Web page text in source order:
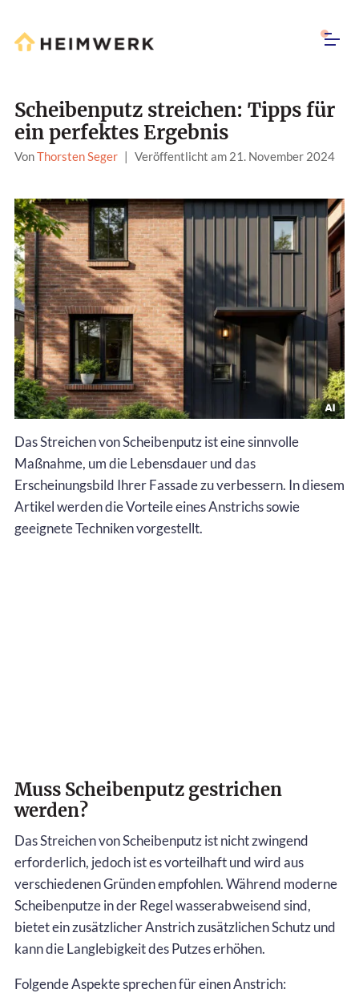
Scheibenputz streichen: Tipps für
ein perfektes Ergebnis
VonThorsten Seger | Veröffentlicht am 21. November 2024
Das Streichen von Scheibenputz ist eine sinnvolle
Maßnahme, um die Lebensdauer und das
Erscheinungsbild Ihrer Fassade zu verbessern. In diesem
Artikel werden die Vorteile eines Anstrichs sowie
geeignete Techniken vorgestellt.
Muss Scheibenputz gestrichen
werden?
Das Streichen von Scheibenputz ist nicht zwingend
erforderlich, jedoch ist es vorteilhaft und wird aus
verschiedenen Gründen empfohlen. Während moderne
Scheibenputze in der Regel wasserabweisend sind,
bietet ein zusätzlicher Anstrich zusätzlichen Schutz und
kann die Langlebigkeit des Putzes erhöhen.
Folgende Aspekte sprechen für einen Anstrich: